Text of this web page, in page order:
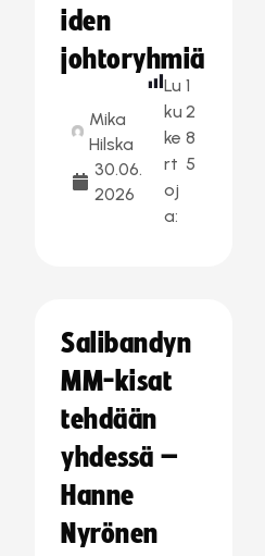
iden
johtoryhmiä
Mika
Hilska
30.06.
2026
Lu
ku
ke
rt
oj
a:
1
2
8
5
Salibandyn
MM-kisat
tehdään
yhdessä –
Hanne
Nyrönen